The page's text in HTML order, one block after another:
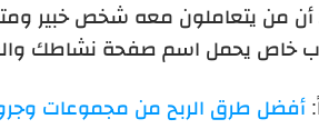
أن من يتعاملون معه شخص خبير
خاص يحمل اسم صفحة نشاطك
أفضل طرق الربح من مجموعات